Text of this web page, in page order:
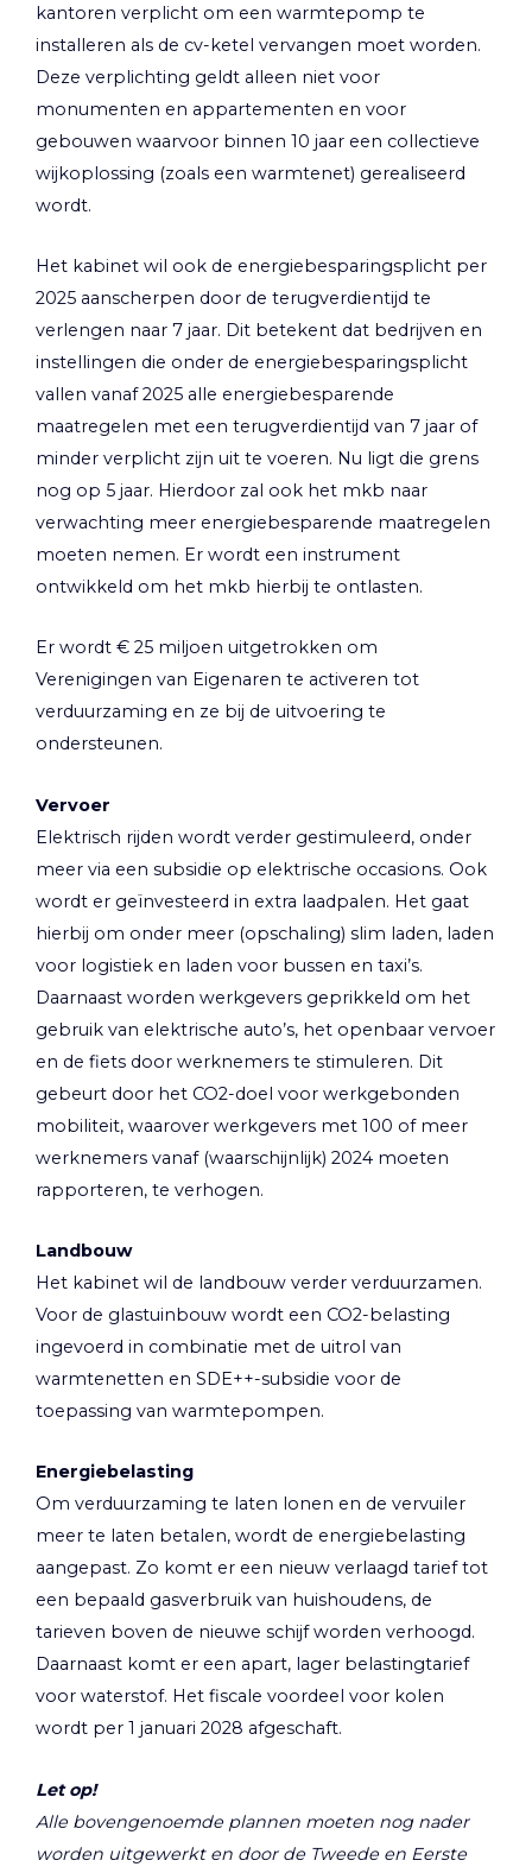
kantoren verplicht om een warmtepomp te
installeren als de cv-ketel vervangen moet worden.
Deze verplichting geldt alleen niet voor
monumenten en appartementen en voor
gebouwen waarvoor binnen 10 jaar een collectieve
wijkoplossing (zoals een warmtenet) gerealiseerd
wordt.
Het kabinet wil ook de energiebesparingsplicht per
2025 aanscherpen door de terugverdientijd te
verlengen naar 7 jaar. Dit betekent dat bedrijven en
instellingen die onder de energiebesparingsplicht
vallen vanaf 2025 alle energiebesparende
maatregelen met een terugverdientijd van 7 jaar of
minder verplicht zijn uit te voeren. Nu ligt die grens
nog op 5 jaar. Hierdoor zal ook het mkb naar
verwachting meer energiebesparende maatregelen
moeten nemen. Er wordt een instrument
ontwikkeld om het mkb hierbij te ontlasten.
Er wordt € 25 miljoen uitgetrokken om
Verenigingen van Eigenaren te activeren tot
verduurzaming en ze bij de uitvoering te
ondersteunen.
Vervoer
Elektrisch rijden wordt verder gestimuleerd, onder
meer via een subsidie op elektrische occasions. Ook
wordt er geïnvesteerd in extra laadpalen. Het gaat
hierbij om onder meer (opschaling) slim laden, laden
voor logistiek en laden voor bussen en taxi’s.
Daarnaast worden werkgevers geprikkeld om het
gebruik van elektrische auto’s, het openbaar vervoer
en de fiets door werknemers te stimuleren. Dit
gebeurt door het CO2-doel voor werkgebonden
mobiliteit, waarover werkgevers met 100 of meer
werknemers vanaf (waarschijnlijk) 2024 moeten
rapporteren, te verhogen.
Landbouw
Het kabinet wil de landbouw verder verduurzamen.
Voor de glastuinbouw wordt een CO2-belasting
ingevoerd in combinatie met de uitrol van
warmtenetten en SDE++-subsidie voor de
toepassing van warmtepompen.
Energiebelasting
Om verduurzaming te laten lonen en de vervuiler
meer te laten betalen, wordt de energiebelasting
aangepast. Zo komt er een nieuw verlaagd tarief tot
een bepaald gasverbruik van huishoudens, de
tarieven boven de nieuwe schijf worden verhoogd.
Daarnaast komt er een apart, lager belastingtarief
voor waterstof. Het fiscale voordeel voor kolen
wordt per 1 januari 2028 afgeschaft.
Let op!
Alle bovengenoemde plannen moeten nog nader
worden uitgewerkt en door de Tweede en Eerste